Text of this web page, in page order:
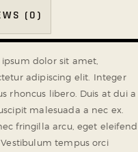
(0)
ipsum dolor sit amet,
adipiscing elit. Integer
rhoncus libero. Duis at dui a
malesuada a nec ex.
fringilla arcu, eget eleifend
tempus orci